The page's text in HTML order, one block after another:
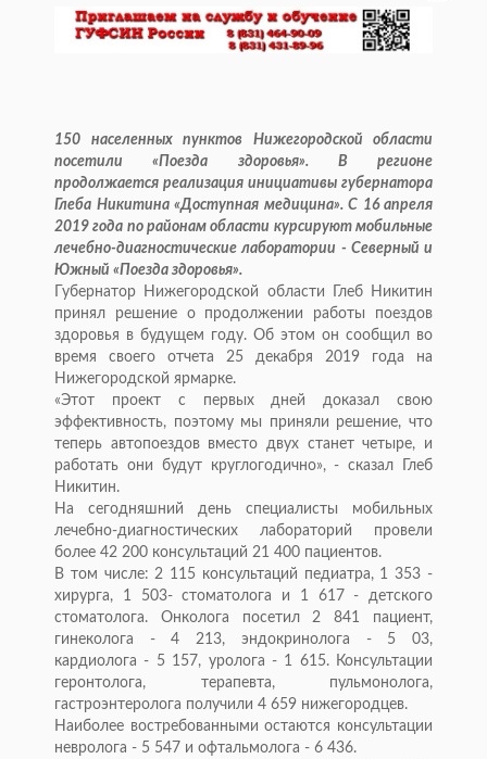
150 населенных пунктов Нижегородской области
посетили «Поезда здоровья». В регионе
продолжается реализация инициативы губернатора
Глеба Никитина «Доступная медицина». С 16 апреля
2019 года по районам области курсируют мобильные
лечебно-диагностические лаборатории - Северный и
Южный «Поезда здоровья».
Губернатор Нижегородской области Глеб Никитин
принял решение о продолжении работы поездов
здоровья в будущем году. Об этом он сообщил во
время своего отчета 25 декабря 2019 года на
Нижегородской ярмарке.
«Этот проект с первых дней доказал свою
эффективность, поэтому мы приняли решение, что
теперь автопоездов вместо двух станет четыре, и
работать они будут круглогодично», - сказал Глеб
Никитин.
На сегодняшний день специалисты мобильных
лечебно-диагностических лабораторий провели
более 42 200 консультаций 21 400 пациентов.
В том числе: 2 115 консультаций педиатра, 1 353 -
хирурга, 1 503- стоматолога и 1 617 - детского
стоматолога. Онколога посетил 2 841 пациент,
гинеколога - 4 213, эндокринолога - 5 03,
кардиолога - 5 157, уролога - 1 615. Консультации
геронтолога, терапевта, пульмонолога,
гастроэнтеролога получили 4 659 нижегородцев.
Наиболее востребованными остаются консультации
невролога - 5 547 и офтальмолога - 6 436.